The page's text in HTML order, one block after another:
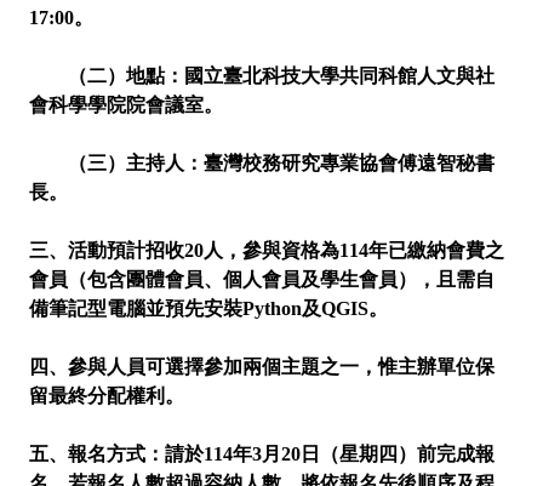
17:00。
（二）地點：國立臺北科技大學共同科館人文與社
會科學學院院會議室。
（三）主持人：臺灣校務研究專業協會傅遠智秘書
長。
三、活動預計招收20人，參與資格為114年已繳納會費之
會員（包含團體會員、個人會員及學生會員），且需自
備筆記型電腦並預先安裝Python及QGIS。
四、參與人員可選擇參加兩個主題之一，惟主辦單位保
留最終分配權利。
五、報名方式：請於114年3月20日（星期四）前完成報